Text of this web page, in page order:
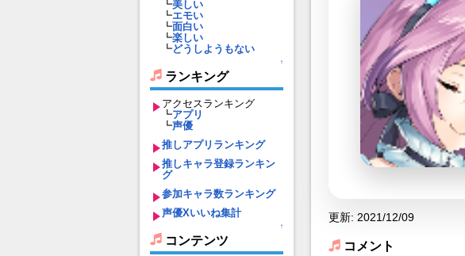
┗美しい
┗エモい
┗面白い
┗楽しい
┗どうしようもない
↑
ランキング
アクセスランキング
┗アプリ
┗声優
推しアプリランキング
推しキャラ登録ランキン
グ
参加キャラ数ランキング
声優Xいいね集計
↑
コンテンツ
更新: 2021/12/09
コメント